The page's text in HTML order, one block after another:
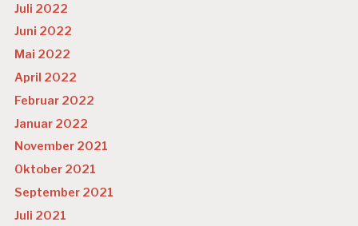
E
R
O
N
L
A
B
EI
R
Juli 2022
Juni 2022
Mai 2022
April 2022
Februar 2022
Januar 2022
November 2021
Oktober 2021
September 2021
Juli 2021